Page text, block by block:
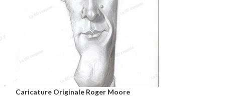
Caricature Originale Roger Moore